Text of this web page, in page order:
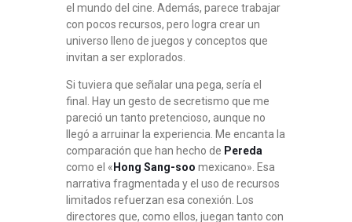
el mundo del cine. Además, parece trabajar
con pocos recursos, pero logra crear un
universo lleno de juegos y conceptos que
invitan a ser explorados.
Si tuviera que señalar una pega, sería el
final. Hay un gesto de secretismo que me
pareció un tanto pretencioso, aunque no
llegó a arruinar la experiencia. Me encanta la
comparación que han hecho de Pereda
como el « Hong Sang-soo mexicano». Esa
narrativa fragmentada y el uso de recursos
limitados refuerzan esa conexión. Los
directores que, como ellos, juegan tanto con